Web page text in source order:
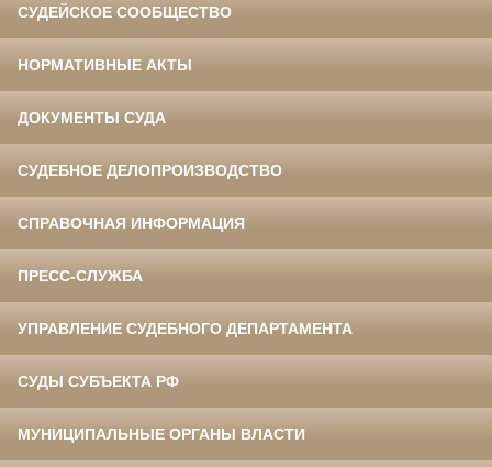
СУДЕЙСКОЕ СООБЩЕСТВО
НОРМАТИВНЫЕ АКТЫ
ДОКУМЕНТЫ СУДА
СУДЕБНОЕ ДЕЛОПРОИЗВОДСТВО
СПРАВОЧНАЯ ИНФОРМАЦИЯ
ПРЕСС-СЛУЖБА
УПРАВЛЕНИЕ СУДЕБНОГО ДЕПАРТАМЕНТА
СУДЫ СУБЪЕКТА РФ
МУНИЦИПАЛЬНЫЕ ОРГАНЫ ВЛАСТИ